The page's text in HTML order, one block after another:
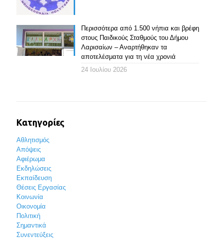
Περισσότερα από 1.500 νήπια και βρέφη
στους Παιδικούς Σταθμούς του Δήμου
Λαρισαίων – Αναρτήθηκαν τα
αποτελέσματα για τη νέα χρονιά
24 Ιουλίου 2026
Κατηγορίες
Αθλητισμός
Απόψεις
Αφιέρωμα
Εκδηλώσεις
Εκπαίδευση
Θέσεις Εργασίας
Κοινωνία
Οικονομία
Πολιτική
Σημαντικά
Συνεντεύξεις